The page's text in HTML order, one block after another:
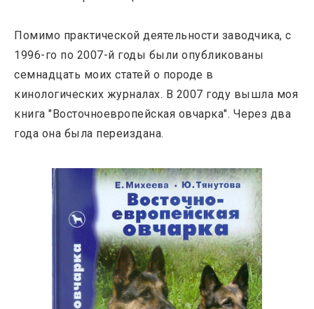
Помимо практической деятельности заводчика, с
1996-го по 2007-й годы были опубликованы
семнадцать моих статей о породе в
кинологических журналах. В 2007 году вышла моя
книга "Восточноевропейская овчарка". Через два
года она была переиздана.